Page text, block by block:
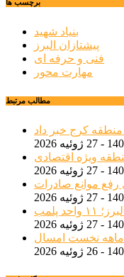
برچسب ها
بنیاد شهید
پیشتازان البرز
فنی و حرفه ای
مهارت محور
مطالب مرتبط
کرج خبر داد
ویژه اقتصادی
موانع صادرات
برخورد تعزیرات با متخلفان بازار املاک البرز؛ ۱۱ واحد پلمب